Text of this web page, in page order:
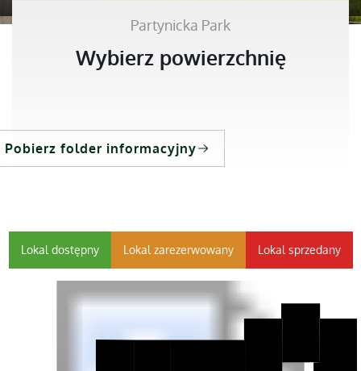
Partynicka Park
Wybierz powierzchnię
Pobierz folder informacyjny
Lokal dostępny Lokal zarezerwowany Lokal sprzedany